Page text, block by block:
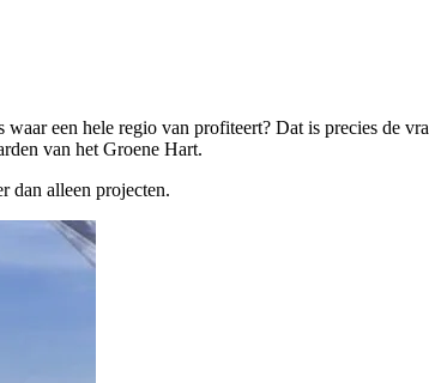
een hele regio van profiteert? Dat is precies de
van het Groene Hart.
dan alleen projecten.